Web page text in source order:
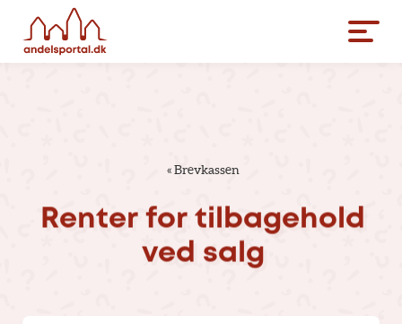
«Brevkassen
Renter for tilbagehold
ved salg